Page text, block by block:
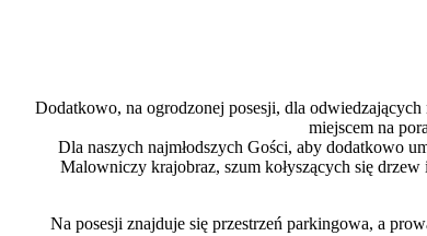
Dodatkowo, na ogrodzonej posesji, dla
miejscem na
Dla naszych najmłodszych Gości, aby dodatkowo
Malowniczy krajobraz, szum kołyszących się
Na posesji znajduje się przestrzeń parkingowa, a